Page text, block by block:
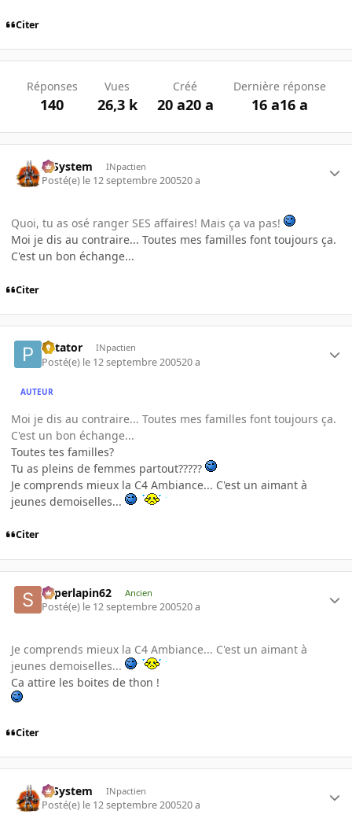
Citer
Réponses
140
Vues
26,3 k
Créé
20 a20 a
Dernière réponse
16 a16 a
X-System INpactien
Posté(e) le 12 septembre 200520 a
Quoi, tu as osé ranger SES affaires! Mais ça va pas!
Moi je dis au contraire... Toutes mes familles font toujours ça.
C'est un bon échange...
Citer
Patator INpactien
Posté(e) le 12 septembre 200520 a
AUTEUR
Moi je dis au contraire... Toutes mes familles font toujours ça.
C'est un bon échange...
Toutes tes familles?
Tu as pleins de femmes partout?????
Je comprends mieux la C4 Ambiance... C'est un aimant à
jeunes demoiselles...
Citer
superlapin62 Ancien
Posté(e) le 12 septembre 200520 a
Je comprends mieux la C4 Ambiance... C'est un aimant à
jeunes demoiselles...
Ca attire les boites de thon !
Citer
X-System INpactien
Posté(e) le 12 septembre 200520 a